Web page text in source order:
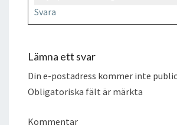
Svara
Lämna ett svar
Din e-postadress kommer inte
Obligatoriska fält är märkta
Kommentar